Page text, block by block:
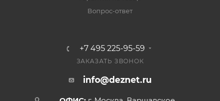
Вопрос-ответ
+7 495 225-95-59
ЗАКАЗАТЬ ЗВОНОК
info@deznet.ru